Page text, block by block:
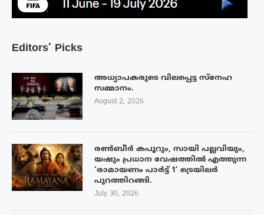
Editors’ Picks
അധ്യാപകരുടെ വിലപ്പെട്ട സ്നേഹ
സമ്മാനം.
August 2, 2026
രൺബീർ കപൂറും, സായി പല്ലവിയും,
യഷും പ്രധാന വേഷത്തിൽ എത്തുന്ന
‘രാമായണം പാർട്ട് 1’ ട്രെയിലർ
പുറത്തിറങ്ങി.
July 30, 2026